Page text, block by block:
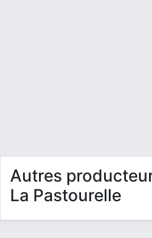
Autres
La Pastourelle